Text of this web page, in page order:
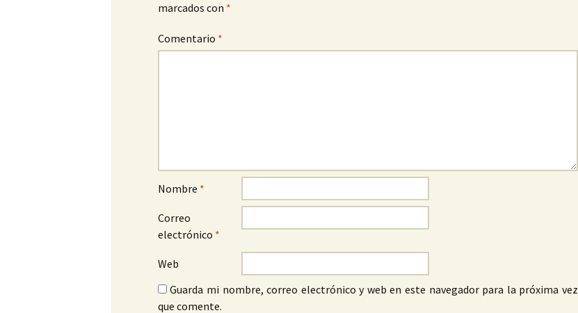
marcados con *
Comentario *
Nombre *
Correo
electrónico *
Web
Guarda mi nombre, correo electrónico y web en este navegador para la próxima vez
que comente.